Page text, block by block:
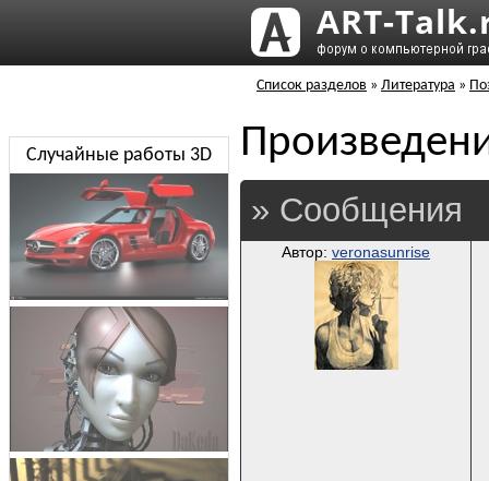
Список разделов » Литература »
» Сообщения
Автор: veronasunrise
Случайные работы 3D